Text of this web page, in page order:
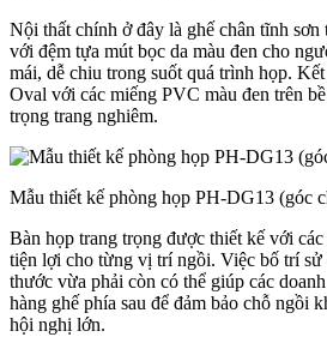
Nội thất chính ở đây là ghế chân tĩnh sơn
với đệm tựa mút bọc da màu đen cho
mái, dễ chiu trong suốt quá trình họp.
Oval với các miếng PVC màu đen trên
trọng trang nghiêm.
Mẫu thiết kế phòng họp PH-DG13 (góc
Bàn họp trang trọng được thiết kế với
tiện lợi cho từng vị trí ngồi. Việc bố trí
thước vừa phải còn có thể giúp các
hàng ghế phía sau để đảm bảo chỗ ngồi
hội nghị lớn.